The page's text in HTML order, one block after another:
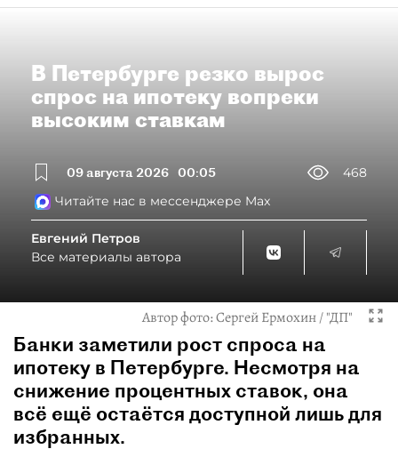
В Петербурге резко вырос
спрос на ипотеку вопреки
высоким ставкам
09 августа 2026 00:05
468
Читайте нас в мессенджере Max
Евгений Петров
Все материалы автора
Автор фото:Сергей Ермохин / "ДП"
Банки заметили рост спроса на
ипотеку в Петербурге. Несмотря на
снижение процентных ставок, она
всё ещё остаётся доступной лишь для
избранных.